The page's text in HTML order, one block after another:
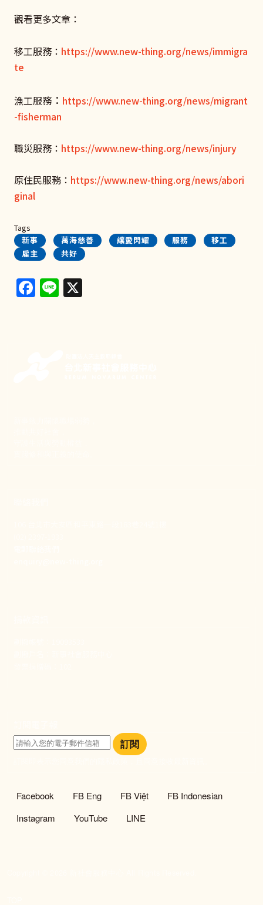
觀看更多文章：
移工服務： https://www.new-thing.org/news/immigra
te
漁工服務 ： https://www.new-thing.org/news/migrant
-fisherman
職災服務： https://www.new-thing.org/news/injury
原住民服務： https://www.new-thing.org/news/abori
ginal
Tags
新事
萬海慈善 讓愛閃耀 服務
移工
雇主
共好
Facebook
Line
訂閱
社群選單
Facebook FB Eng FB Việt
FB Indonesian
Instagram
YouTube LINE